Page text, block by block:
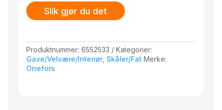
Slik gjør du det
Produktnummer:6552533
Kategorier:
Gave/Velvære/Interiør, Skåler/Fat Merke:
Orrefors